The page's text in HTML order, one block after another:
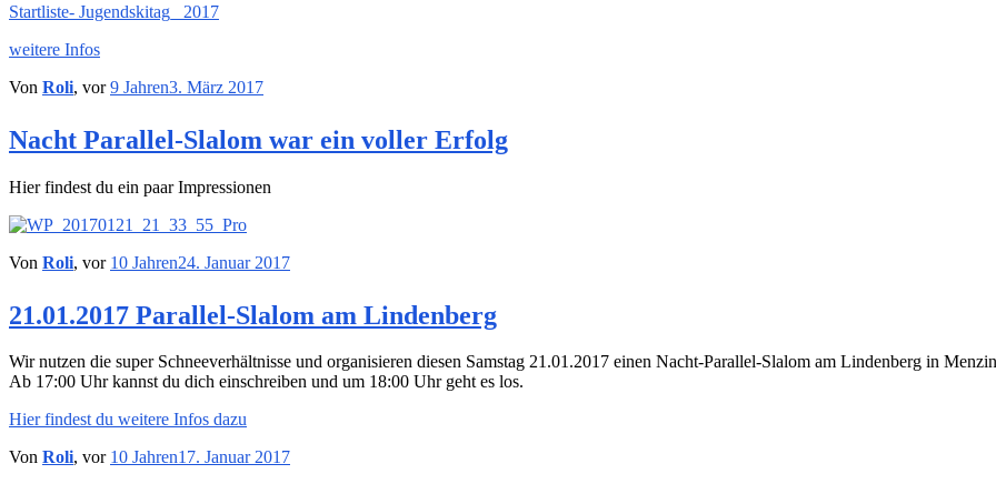
Startliste- Jugendskitag_ 2017
weitere Infos
Von Roli, vor9 Jahren3. März 2017
Nacht Parallel-Slalom war ein voller Erfolg
Hier findest du ein paar Impressionen
Von Roli, vor 10 Jahren24. Januar 2017
21.01.2017 Parallel-Slalom am Lindenberg
Wir nutzen die super Schneeverhältnisse und organisieren diesen Samstag 21.01.2017 einen Nacht-Parallel-Slalom am Lindenberg in
Ab 17:00 Uhr kannst du dich einschreiben und um 18:00 Uhr geht es los.
Hier findest du weitere Infos dazu
Von Roli, vor 10 Jahren17. Januar 2017